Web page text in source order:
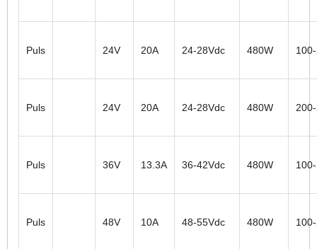
Puls 24V 20A 24-28Vdc 480W
Puls 24V 20A 24-28Vdc 480W
Puls 36V 13.3A 36-42Vdc 480W
Puls 48V 10A 48-55Vdc 480W